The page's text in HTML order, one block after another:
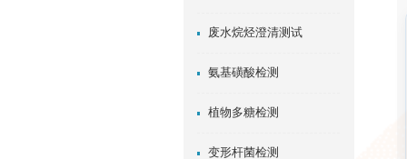
废水烷烃澄清测试
氨基磺酸检测
植物多糖检测
变形杆菌检测